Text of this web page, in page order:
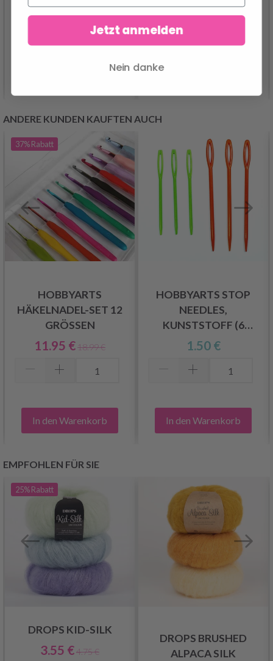
8.95 € 6.40 €
ANDERE KUNDEN KAUFTEN AUCH
37%Rabatt
HOBBYARTS
HÄKELNADEL-SET 12
GRÖSSEN
11.95 €18.99 €
In den Warenkorb
HOBBYARTS STOP
NEEDLES,
KUNSTSTOFF (6
NADELN)
1.50 €
In den Warenkorb
EMPFOHLEN FÜR SIE
25%Rabatt
DROPS KID-SILK
3.55 €4.75 €
DROPS BRUSHED
ALPACA SILK
Jetzt anmelden
Nein danke